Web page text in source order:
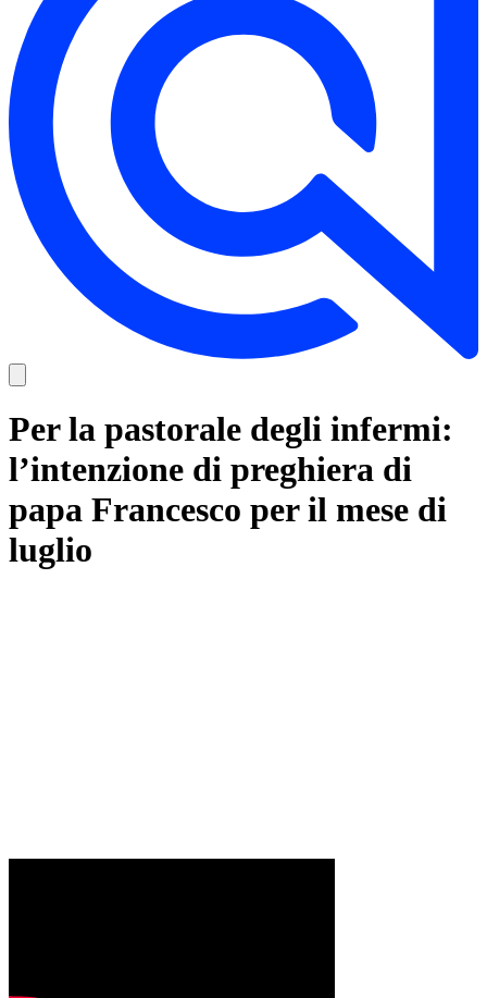
Per la pastorale degli infermi:
l’intenzione di preghiera di
papa Francesco per il mese di
luglio